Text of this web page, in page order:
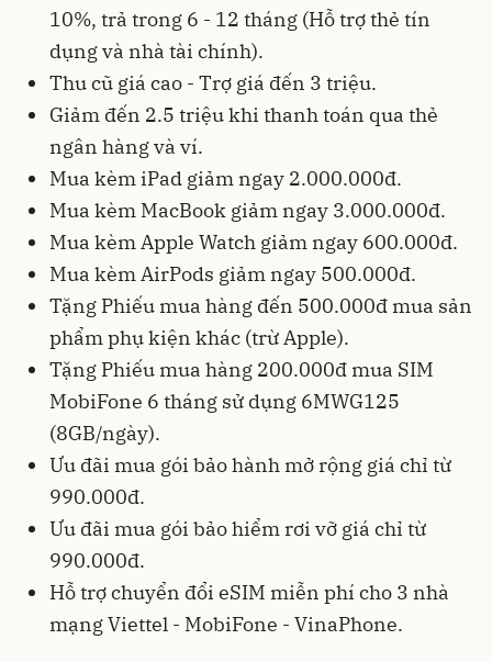
10%, trả trong 6 - 12 tháng (Hỗ trợ thẻ tín
dụng và nhà tài chính).
Thu cũ giá cao - Trợ giá đến 3 triệu.
Giảm đến 2.5 triệu khi thanh toán qua thẻ
ngân hàng và ví.
Mua kèm iPad giảm ngay 2.000.000đ.
Mua kèm MacBook giảm ngay 3.000.000đ.
Mua kèm Apple Watch giảm ngay 600.000đ.
Mua kèm AirPods giảm ngay 500.000đ.
Tặng Phiếu mua hàng đến 500.000đ mua sản
phẩm phụ kiện khác (trừ Apple).
Tặng Phiếu mua hàng 200.000đ mua SIM
MobiFone 6 tháng sử dụng 6MWG125
(8GB/ngày).
Ưu đãi mua gói bảo hành mở rộng giá chỉ từ
990.000đ.
Ưu đãi mua gói bảo hiểm rơi vỡ giá chỉ từ
990.000đ.
Hỗ trợ chuyển đổi eSIM miễn phí cho 3 nhà
mạng Viettel - MobiFone - VinaPhone.